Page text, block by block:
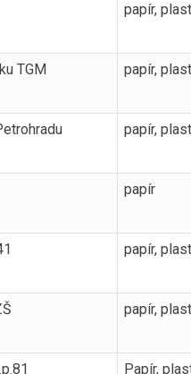
papír,
TGM papír, plast
papír, plast
papír
papír, plast
papír, plast
Papír,